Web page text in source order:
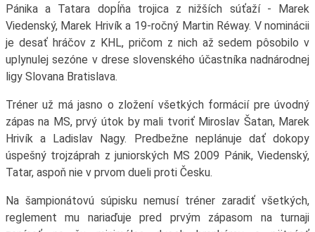
Pánika a Tatara dopĺňa trojica z nižších súťaží - Marek
Viedenský, Marek Hrivík a 19-ročný Martin Réway. V nominácii
je desať hráčov z KHL, pričom z nich až sedem pôsobilo v
uplynulej sezóne v drese slovenského účastníka nadnárodnej
ligy Slovana Bratislava.
Tréner už má jasno o zložení všetkých formácií pre úvodný
zápas na MS, prvý útok by mali tvoriť Miroslav Šatan, Marek
Hrivík a Ladislav Nagy. Predbežne neplánuje dať dokopy
úspešný trojzáprah z juniorských MS 2009 Pánik, Viedenský,
Tatar, aspoň nie v prvom dueli proti Česku.
Na šampionátovú súpisku nemusí tréner zaradiť všetkých,
reglement mu nariaďuje pred prvým zápasom na turnaji